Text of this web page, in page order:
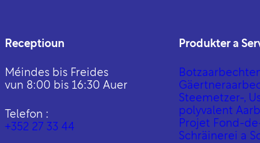
Receptioun
Méindes bis Freides
vun 8:00 bis 16:30 Auer
Telefon :
+352 27 33 44
Produkter a
Steemetzer-,
polyvalent
Projet Fond-
Schräinerei a